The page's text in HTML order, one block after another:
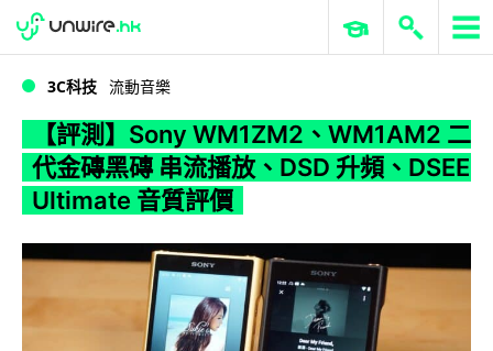
WWDC 2026 ERP 與商業 AI
3C科技 流動音樂
【評測】Sony WM1ZM2、WM1AM2 二
代金磚黑磚 串流播放、DSD 升頻、DSEE
Ultimate 音質評價